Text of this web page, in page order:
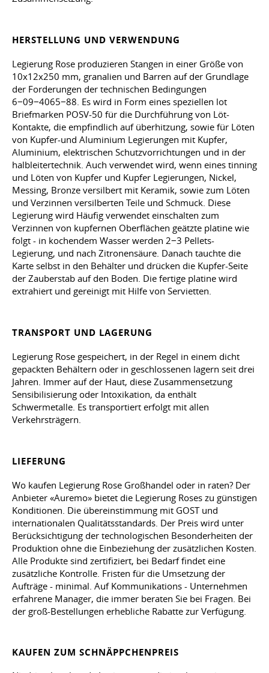
HERSTELLUNG UND VERWENDUNG
Legierung Rose produzieren Stangen in einer Größe von
10x12x250 mm, granalien und Barren auf der Grundlage
der Forderungen der technischen Bedingungen
6−09−4065−88. Es wird in Form eines speziellen lot
Briefmarken POSV-50 für die Durchführung von Löt-
Kontakte, die empfindlich auf überhitzung, sowie für Löten
von Kupfer-und Aluminium Legierungen mit Kupfer,
Aluminium, elektrischen Schutzvorrichtungen und in der
halbleitertechnik. Auch verwendet wird, wenn eines tinning
und Löten von Kupfer und Kupfer Legierungen, Nickel,
Messing, Bronze versilbert mit Keramik, sowie zum Löten
und Verzinnen versilberten Teile und Schmuck. Diese
Legierung wird Häufig verwendet einschalten zum
Verzinnen von kupfernen Oberflächen geätzte platine wie
folgt - in kochendem Wasser werden 2−3 Pellets-
Legierung, und nach Zitronensäure. Danach tauchte die
Karte selbst in den Behälter und drücken die Kupfer-Seite
der Zauberstab auf den Boden. Die fertige platine wird
extrahiert und gereinigt mit Hilfe von Servietten.
TRANSPORT UND LAGERUNG
Legierung Rose gespeichert, in der Regel in einem dicht
gepackten Behältern oder in geschlossenen lagern seit drei
Jahren. Immer auf der Haut, diese Zusammensetzung
Sensibilisierung oder Intoxikation, da enthält
Schwermetalle. Es transportiert erfolgt mit allen
Verkehrsträgern.
LIEFERUNG
Wo kaufen Legierung Rose Großhandel oder in raten? Der
Anbieter «Auremo» bietet die Legierung Roses zu günstigen
Konditionen. Die übereinstimmung mit GOST und
internationalen Qualitätsstandards. Der Preis wird unter
Berücksichtigung der technologischen Besonderheiten der
Produktion ohne die Einbeziehung der zusätzlichen Kosten.
Alle Produkte sind zertifiziert, bei Bedarf findet eine
zusätzliche Kontrolle. Fristen für die Umsetzung der
Aufträge - minimal. Auf Kommunikations - Unternehmen
erfahrene Manager, die immer beraten Sie bei Fragen. Bei
der groß-Bestellungen erhebliche Rabatte zur Verfügung.
KAUFEN ZUM SCHNÄPPCHENPREIS